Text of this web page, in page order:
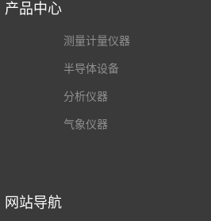
产品中心
测量计量仪器
半导体设备
分析仪器
气象仪器
网站导航